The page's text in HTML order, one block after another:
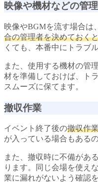
映像や機材などの管理
映像やBGMを流す場合は
合の管理者を決めておく
くても、本番中にトラブ
また、使用する機材の管
材を準備しておけば、ト
スムーズに保てます。
撤収作業
イベント終了後の撤収作
が入っている場合もある
また、撤収時に不備があ
ります。同じ会場を使え
業に漏れがないよう確認